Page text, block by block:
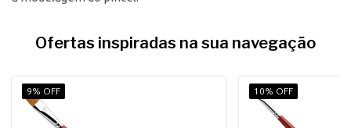
Ofertas inspiradas na sua navegação
9% OFF 10% OFF